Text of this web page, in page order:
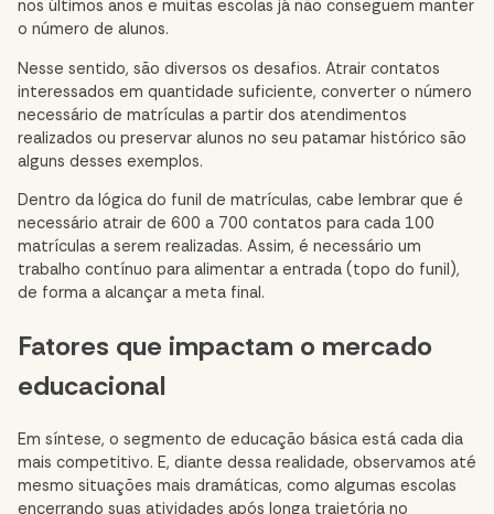
nos últimos anos e muitas escolas já não conseguem manter
o número de alunos.
Nesse sentido, são diversos os desafios. Atrair contatos
interessados em quantidade suficiente, converter o número
necessário de matrículas a partir dos atendimentos
realizados ou preservar alunos no seu patamar histórico são
alguns desses exemplos.
Dentro da lógica do funil de matrículas, cabe lembrar que é
necessário atrair de 600 a 700 contatos para cada 100
matrículas a serem realizadas. Assim, é necessário um
trabalho contínuo para alimentar a entrada (topo do funil),
de forma a alcançar a meta final.
Fatores que impactam o mercado
educacional
Em síntese, o segmento de educação básica está cada dia
mais competitivo. E, diante dessa realidade, observamos até
mesmo situações mais dramáticas, como algumas escolas
encerrando suas atividades após longa trajetória no